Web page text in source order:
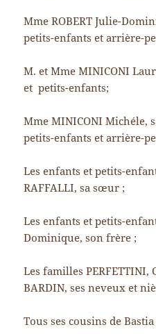
Mme ROBERT Julie-
petits-enfants et arrière-
M. et Mme MINICONI
et petits-enfants;
Mme MINICONI Michéle,
petits-enfants et arrière-
Les enfants et petits-
RAFFALLI, sa sœur ;
Les enfants et petits-
Dominique, son frère ;
Les familles PERFETTINI,
BARDIN, ses neveux et
Tous ses cousins de